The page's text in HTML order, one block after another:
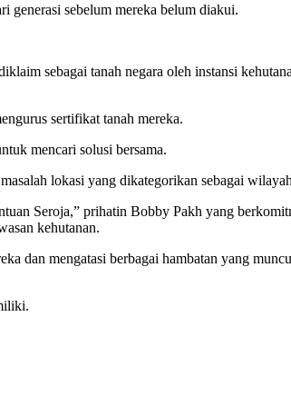
generasi sebelum mereka belum diakui.
sebagai tanah negara oleh instansi
sertifikat tanah mereka.
mencari solusi bersama.
lokasi yang dikategorikan sebagai
Seroja,” prihatin Bobby Pakh yang
kehutanan.
dan mengatasi berbagai hambatan yang